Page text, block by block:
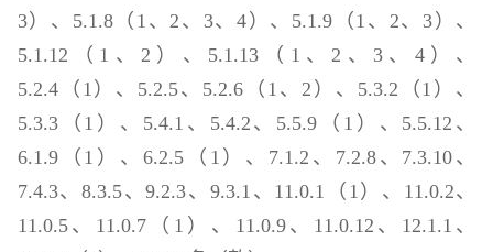
3）、5.1.8（1、2、3、4）、5.1.9（1、2、3）、
5.1.12（1、2）、5.1.13（1、2、3、4）、
5.2.4（1）、5.2.5、5.2.6（1、2）、5.3.2（1）、
5.3.3（1）、5.4.1、5.4.2、5.5.9（1）、5.5.12、
6.1.9（1）、6.2.5（1）、7.1.2、7.2.8、7.3.10、
7.4.3、8.3.5、9.2.3、9.3.1、11.0.1（1）、11.0.2、
11.0.5、11.0.7（1）、11.0.9、11.0.12、12.1.1、